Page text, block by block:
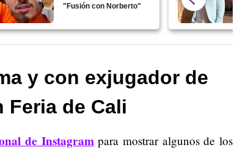
"Fusión con Norberto"
y con exjugador de
Feria de Cali
de Instagrampara mostrar algunos de los